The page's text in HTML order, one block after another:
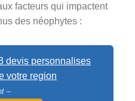
facteurs qui impactent
des néophytes :
devis personnalises
votre region
–